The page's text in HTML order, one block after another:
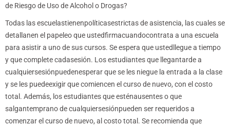
de Riesgo de Uso de Alcohol o Drogas?
Todas las escuelastienenpolíticasestrictas de asistencia, las cuales se
detallanen el papeleo que ustedfirmacuandocontrata a una escuela
para asistir a uno de sus cursos. Se espera que ustedllegue a tiempo
y que complete cadasesión. Los estudiantes que llegantarde a
cualquiersesiónpuedenesperar que se les niegue la entrada a la clase
y se les puedeexigir que comiencen el curso de nuevo, con el costo
total. Además, los estudiantes que esténausentes o que
salgantemprano de cualquiersesiónpueden ser requeridos a
comenzar el curso de nuevo, al costo total. Se recomienda que